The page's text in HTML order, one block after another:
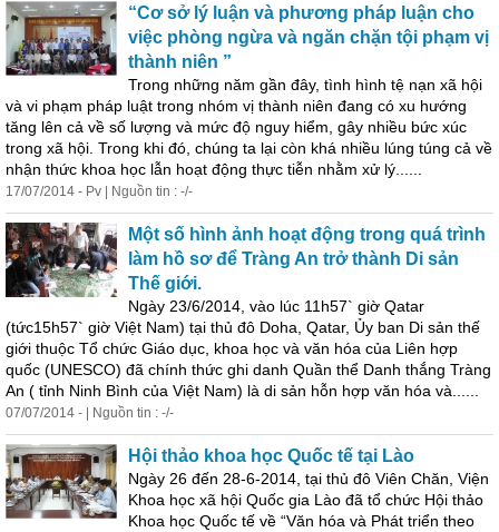
“Cơ sở lý luận và phương pháp luận cho
việc phòng ngừa và ngăn chặn tội phạm vị
thành niên ”
Trong những năm gần đây, tình hình tệ nạn xã hội
và vi phạm pháp luật trong nhóm vị thành niên đang có xu hướng
tăng lên cả về số lượng và mức độ nguy hiểm, gây nhiều bức xúc
trong xã hội. Trong khi đó, chúng ta lại còn khá nhiều lúng túng cả về
nhận thức khoa học lẫn hoạt động thực tiễn nhằm xử lý......
17/07/2014 - Pv | Nguồn tin : -/-
Một số hình ảnh hoạt động trong quá trình
làm hồ sơ để Tràng An trở thành Di sản
Thế giới.
Ngày 23/6/2014, vào lúc 11h57` giờ Qatar
(tức15h57` giờ Việt Nam) tại thủ đô Doha, Qatar, Ủy ban Di sản thế
giới thuộc Tổ chức Giáo dục, khoa học và văn hóa của Liên hợp
quốc (UNESCO) đã chính thức ghi danh Quần thể Danh thắng Tràng
An ( tỉnh Ninh Bình của Việt Nam) là di sản hỗn hợp văn hóa và......
07/07/2014 - | Nguồn tin : -/-
Hội thảo khoa học Quốc tế tại Lào
Ngày 26 đến 28-6-2014, tại thủ đô Viên Chăn, Viện
Khoa học xã hội Quốc gia Lào đã tổ chức Hội thảo
Khoa học Quốc tế về “Văn hóa và Phát triển theo